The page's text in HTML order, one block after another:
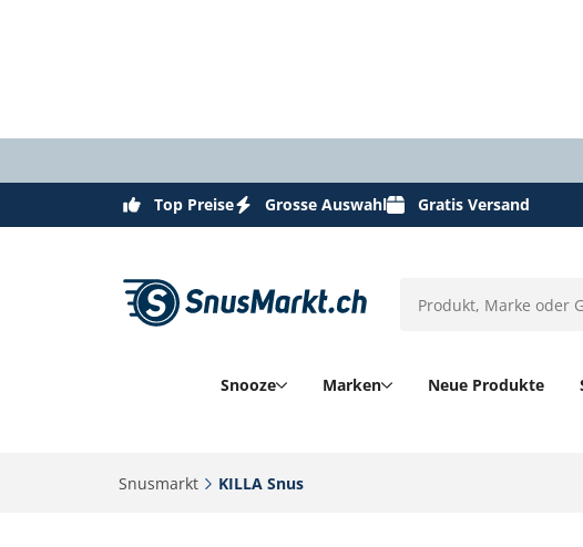
Top Preise Grosse Auswahl Gratis Versand
Snooze Marken Neue Produkte
Snusmarkt‎ KILLA Snus‎